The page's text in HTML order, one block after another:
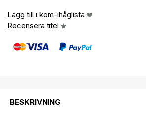
Lägg till i kom-ihåglista
Recensera titel
BESKRIVNING